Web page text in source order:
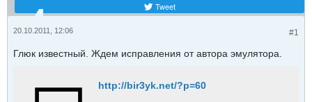
Tweet
#1
20.10.2011, 12:06
Глюк известный. Ждем исправления от автора эмулятора.
http://bir3yk.net/?p=60